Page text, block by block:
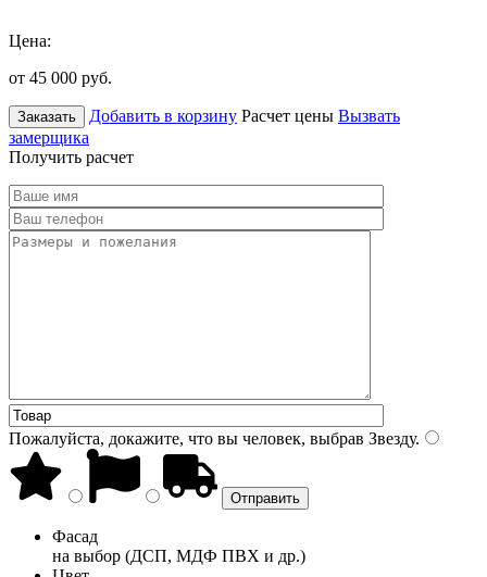
Цена:
от 45 000 руб.
Заказать Добавить в корзину Расчет цены Вызвать
замерщика
Получить расчет
Пожалуйста, докажите, что вы человек, выбрав Звезду.
Фасад
на выбор (ДСП, МДФ ПВХ и др.)